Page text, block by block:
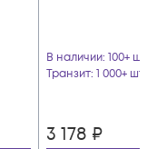
В наличии: 100+ шт
Транзит: 1 000+ шт
3 178 ₽